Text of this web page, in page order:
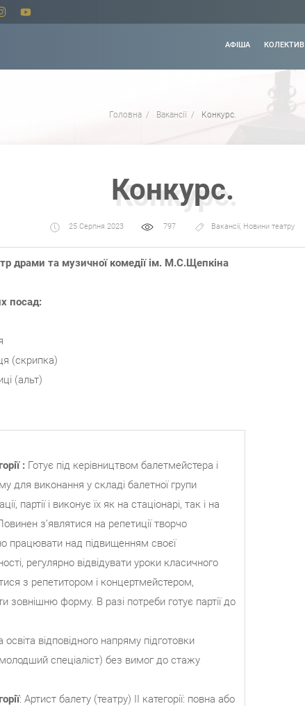
АФІША КОЛЕКТИВ
Головна Вакансії Конкурс.
Конкурс.
25 Серпня 2023 797 Вакансії, Новини театру
драми та музичної комедії ім. М.С.Щепкіна
посад:
(скрипка)
(альт)
: Готує під керівництвом балетмейстера і
для виконання у складі балетної групи
партії і виконує їх як на стаціонарі, так і на
з’являтися на репетиції творчо
працювати над підвищенням своєї
регулярно відвідувати уроки класичного
з репетитором і концертмейстером,
зовнішню форму. В разі потреби готує партії до
відповідного напряму підготовки
спеціаліст) без вимог до стажу
: Артист балету (театру) II категорії: повна або